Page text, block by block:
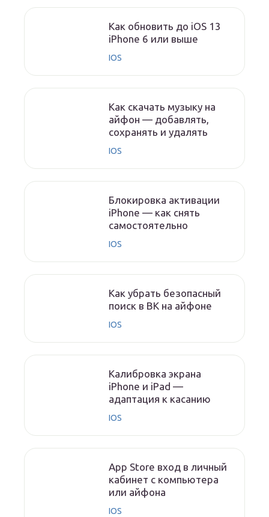
Как обновить до iOS 13
iPhone 6 или выше
IOS
Как скачать музыку на
айфон — добавлять,
сохранять и удалять
IOS
Блокировка активации
iPhone — как снять
самостоятельно
IOS
Как убрать безопасный
поиск в ВК на айфоне
IOS
Калибровка экрана
iPhone и iPad —
адаптация к касанию
IOS
App Store вход в личный
кабинет с компьютера
или айфона
IOS